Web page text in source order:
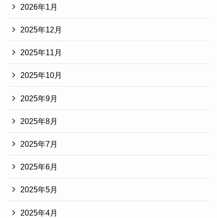
2026年1月
2025年12月
2025年11月
2025年10月
2025年9月
2025年8月
2025年7月
2025年6月
2025年5月
2025年4月